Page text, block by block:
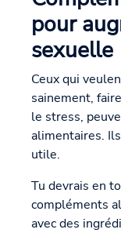
pour
sexuelle
Ceux qui
sainement,
le stress,
alimentaires.
utile.
Tu devrais en
compléments
avec des